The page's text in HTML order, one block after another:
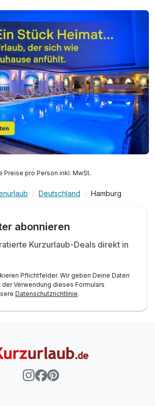
2026
Preise pro Person inkl. MwSt.
Deutschland Hamburg
abonnieren
Kurzurlaub-Deals direkt in
Pflichtfelder. Wir geben Deine Daten
der Verwendung dieses Formulars
Datenschutzrichtlinie.